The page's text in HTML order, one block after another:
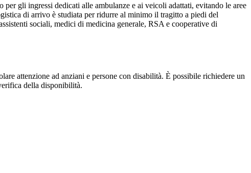
per gli ingressi dedicati alle ambulanze e ai veicoli adattati, evitando le aree
di arrivo è studiata per ridurre al minimo il tragitto a piedi del
sociali, medici di medicina generale, RSA e cooperative di
attenzione ad anziani e persone con disabilità. È possibile richiedere un
della disponibilità.